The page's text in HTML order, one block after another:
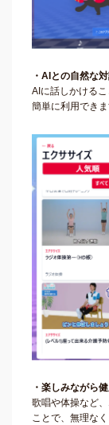
・AIとの自然な
AIに話しかける
簡単に利用できま
・楽しみながら
歌唱や体操など
ことで、無理な